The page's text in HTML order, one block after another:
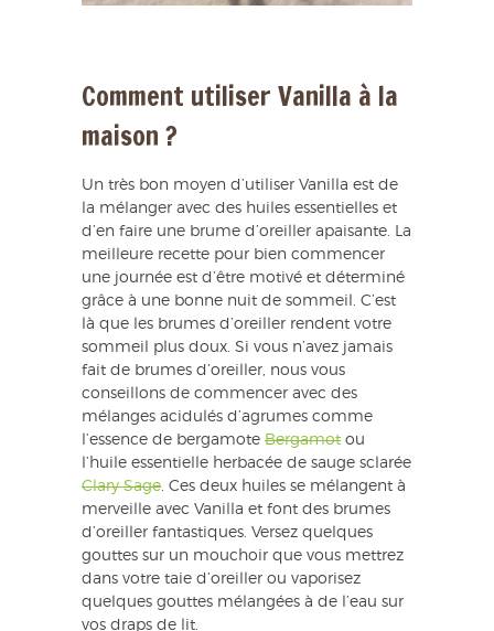
Comment utiliser Vanilla à la
maison ?
Un très bon moyen d’utiliser Vanilla est de
la mélanger avec des huiles essentielles et
d’en faire une brume d’oreiller apaisante. La
meilleure recette pour bien commencer
une journée est d’être motivé et déterminé
grâce à une bonne nuit de sommeil. C’est
là que les brumes d’oreiller rendent votre
sommeil plus doux. Si vous n’avez jamais
fait de brumes d’oreiller, nous vous
conseillons de commencer avec des
mélanges acidulés d’agrumes comme
l’essence de bergamote Bergamot ou
l’huile essentielle herbacée de sauge sclarée
Clary Sage. Ces deux huiles se mélangent à
merveille avec Vanilla et font des brumes
d’oreiller fantastiques. Versez quelques
gouttes sur un mouchoir que vous mettrez
dans votre taie d’oreiller ou vaporisez
quelques gouttes mélangées à de l’eau sur
vos draps de lit.